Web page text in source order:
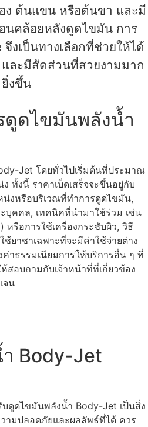
ง ต้นแขน หรือต้นขา และมี
นคล้อยหลังดูดไขมัน การ
งเป็นทางเลือกที่ช่วยให้ได้
และมีสัดส่วนที่สวยงามมาก
ยิ่งขึ้น
ดูดไขมันพลังน้ำ
Jet โดยทั่วไปเริ่มต้นที่ประมาณ
ทั้งนี้ ราคาเบ็ดเสร็จจะขึ้นอยู่กับ
งหรือบริเวณที่ทำการดูดไขมัน,
บุคคล, เทคนิคที่นำมาใช้ร่วม เช่น
หรือการใช้เครื่องกระชับผิว, วิธี
ช้ยาชาเฉพาะที่จะมีค่าใช้จ่ายต่าง
าธรรมเนียมการให้บริการอื่น ๆ ที่
สอบถามกับเจ้าหน้าที่ที่เกี่ยวข้อง
จน
Body-Jet
ดูดไขมันพลังน้ำ Body-Jet เป็นสิ่ง
ามปลอดภัยและผลลัพธ์ที่ได้ ควร